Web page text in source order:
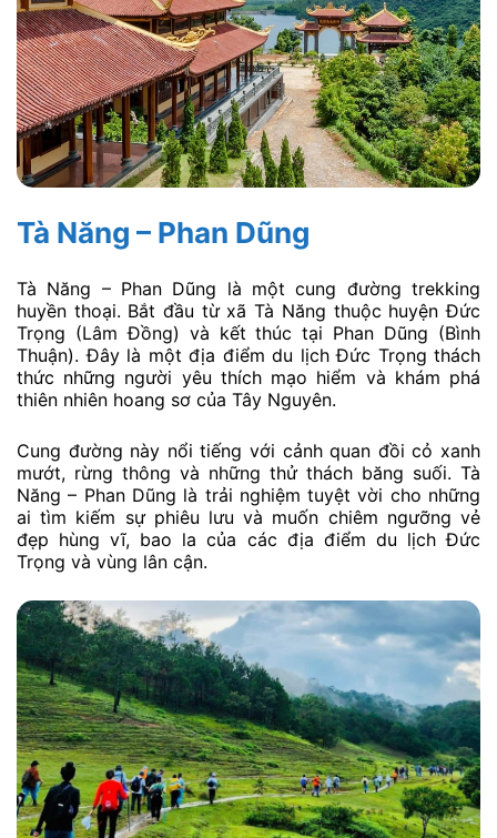
Tà Năng – Phan Dũng
Tà Năng – Phan Dũng là một cung đường trekking
huyền thoại. Bắt đầu từ xã Tà Năng thuộc huyện Đức
Trọng (Lâm Đồng) và kết thúc tại Phan Dũng (Bình
Thuận). Đây là một địa điểm du lịch Đức Trọng thách
thức những người yêu thích mạo hiểm và khám phá
thiên nhiên hoang sơ của Tây Nguyên.
Cung đường này nổi tiếng với cảnh quan đồi cỏ xanh
mướt, rừng thông và những thử thách băng suối. Tà
Năng – Phan Dũng là trải nghiệm tuyệt vời cho những
ai tìm kiếm sự phiêu lưu và muốn chiêm ngưỡng vẻ
đẹp hùng vĩ, bao la của các địa điểm du lịch Đức
Trọng và vùng lân cận.